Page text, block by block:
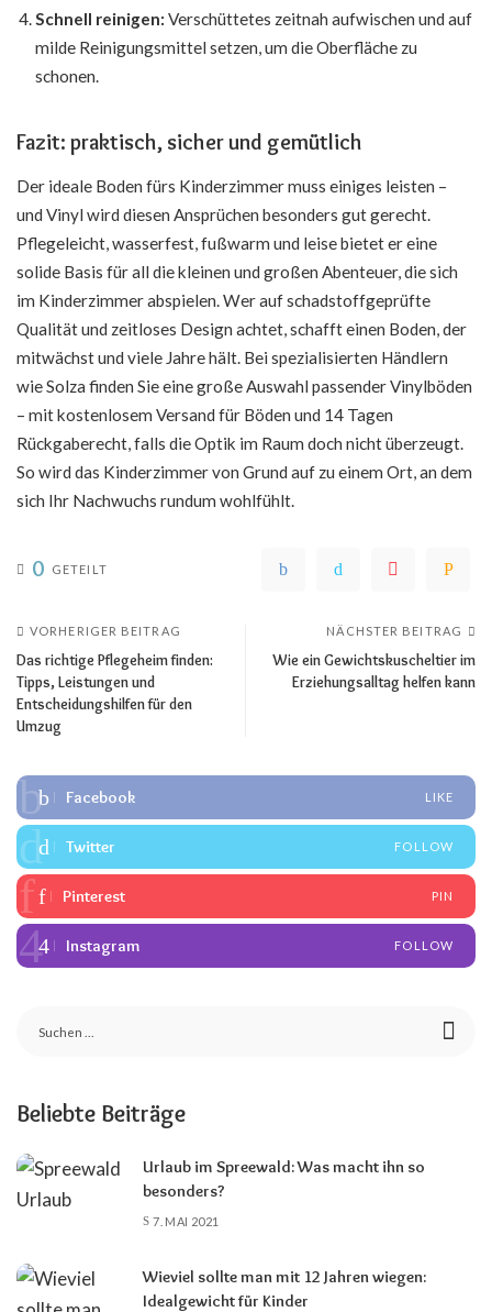
Schnell reinigen: Verschüttetes zeitnah aufwischen und auf
milde Reinigungsmittel setzen, um die Oberfläche zu
schonen.
Fazit: praktisch, sicher und gemütlich
Der ideale Boden fürs Kinderzimmer muss einiges leisten –
und Vinyl wird diesen Ansprüchen besonders gut gerecht.
Pflegeleicht, wasserfest, fußwarm und leise bietet er eine
solide Basis für all die kleinen und großen Abenteuer, die sich
im Kinderzimmer abspielen. Wer auf schadstoffgeprüfte
Qualität und zeitloses Design achtet, schafft einen Boden, der
mitwächst und viele Jahre hält. Bei spezialisierten Händlern
wie Solza finden Sie eine große Auswahl passender Vinylböden
– mit kostenlosem Versand für Böden und 14 Tagen
Rückgaberecht, falls die Optik im Raum doch nicht überzeugt.
So wird das Kinderzimmer von Grund auf zu einem Ort, an dem
sich Ihr Nachwuchs rundum wohlfühlt.
0 GETEILT
VORHERIGER BEITRAG
Das richtige Pflegeheim finden:
Tipps, Leistungen und
Entscheidungshilfen für den
Umzug
NÄCHSTER BEITRAG
Wie ein Gewichtskuscheltier im
Erziehungsalltag helfen kann
Facebook LIKE
Twitter FOLLOW
Pinterest PIN
Instagram FOLLOW
Beliebte Beiträge
Urlaub im Spreewald: Was macht ihn so
besonders?
7. MAI 2021
Wieviel sollte man mit 12 Jahren wiegen:
Idealgewicht für Kinder